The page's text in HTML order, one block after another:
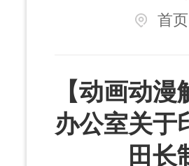
首页
【动画动
办公室关于
田长